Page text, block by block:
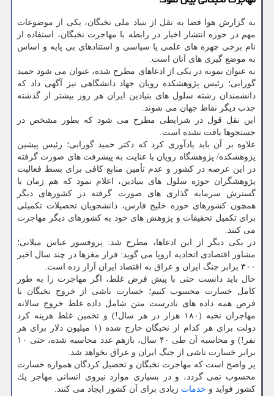
به گزارش هوا فضا به نقل از بنیاد ملی نخبگان، یكی از موضوعات
مهم در حوزه انتشار اخبار در رابطه با مهاجرت نخبگان، استفاده از
نام برخی چهره های علمی یا سیاسی و استنادهای بی پایه و اساس
به موضع گیری های آنان است.
به عنوان نمونه در یكی از ادعاهای مطرح شده، عنوان می شود حمید
گورابی؛ رئیس پژوهشكده رویان جهاد دانشگاهی نیز آگهی داد كه
دانشمندان رشته سلول های بنیادین ایران هر روز بیشتر از گذشته
جذب دیگر نقاط جهان می شوند.
این نقل قول در شرایطی مطرح می شود كه بطور مشخص در
جستجوها یافت نشده است.
علاوه بر آن باید یادآوری كرد كه دكتر حمید گورابی؛ رئیس پیشین
پژوهشكده/ پژوهشگاه رویان با عنایت به پیشرفت های صورت گرفته
در این عرصه در كشور و عدم تأمین منابع كافی برای بسط فعالیت
پژوهشگران حوزه سلول های بنیادین، اعلام نمود كه هم زمان با
گسترش سرمایه گذاری های صورت گرفته در كشورهای دیگر
همچون كشورهای حوزه خلیج فارس، دانشجویان تحصیلات تكمیلی
برای تكمیل تحقیقات و پژوهش های خود به كشورهای دیگر مهاجرت
می كنند.
در یكی دیگر از این ادعاها، مطرح شد: پروفسور عباس میلانی؛
مشاور اقتصادی اتحادیه اروپا می گوید: فرار مغزها در چند سال اخیر
۳۰۰ برابر جنگ ایران و عراق به اقتصاد ایران آزار زده است.
حال باید دانست حتی با پیش فرض غلط، اگر مهاجرت را به‎ طور
كامل خسارت محسوب كنیم؛ خسارت ناشی از خروج نخبگان با
فرض همه داده های نادرست متن شامل داده غلط خروج سالانه
مهاجران نخبه (۱۸۰ هزار در هر سال!) و تخمین غلط هزینه كرد
دولت برای هر كدام از نخبگان خارج شده (۱ میلیون دلار برای هر
نفر!) و محاسبه آن طی ۴۰ سال، بازهم عدد محاسبه شده، حتی ۱۰
برابر خسارت ناشی از جنگ ایران و عراق نخواهد شد.
پر واضح است كه مهاجرت نخبگان و تحصیل كردگان همواره خسارت
محسوب نمی گردد، و در بسیاری موارد نیروی انسانی مهاجر یك
كشور فواید و خدمات زیادی برای آن كشور ایجاد می كنند.